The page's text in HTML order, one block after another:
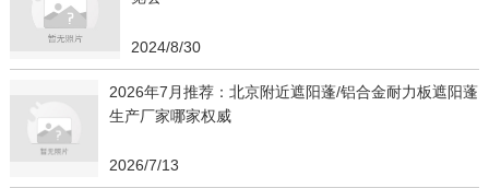
2024/8/30
2026年7月推荐：北京附近遮阳蓬/铝合金耐力板遮阳蓬
生产厂家哪家权威
2026/7/13